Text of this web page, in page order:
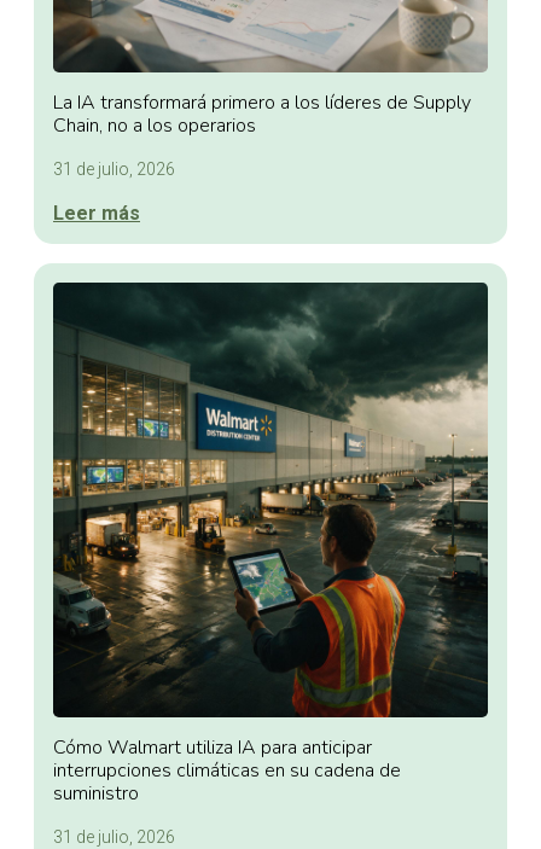
La IA transformará primero a los líderes de Supply
Chain, no a los operarios
31 de julio, 2026
Leer más
Cómo Walmart utiliza IA para anticipar
interrupciones climáticas en su cadena de
suministro
31 de julio, 2026